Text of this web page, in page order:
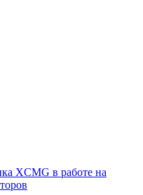
XCMG в работе на